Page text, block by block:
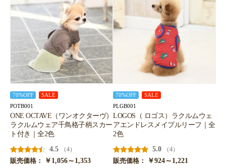
70%OFF SALE
POTB001
ONE OCTAVE（ワンオクターヴ）
ラクルムウェア千鳥格子柄スカー
ト付き｜全2色
4.5
（4）
販売価格：
￥1,056～1,353
70%OFF SALE
PLGB001
LOGOS（ ロゴス）ラクルムウェ
アエンドレスメイプルリーフ｜全
2色
5.0
（4）
販売価格：
￥924～1,221